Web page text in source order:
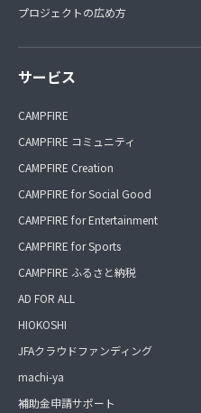
プロジェクトの広め方
サービス
CAMPFIRE
CAMPFIRE コミュニティ
CAMPFIRE Creation
CAMPFIRE for Social Good
CAMPFIRE for Entertainment
CAMPFIRE for Sports
CAMPFIRE ふるさと納税
AD FOR ALL
HIOKOSHI
JFAクラウドファンディング
machi-ya
補助金申請サポート